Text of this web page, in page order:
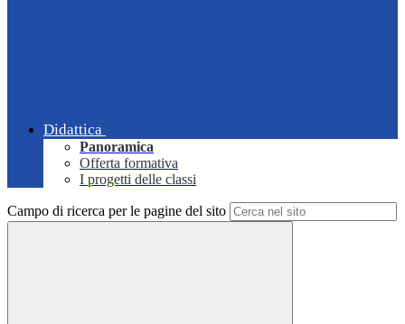
Didattica
Panoramica
Offerta formativa
I progetti delle classi
Campo di ricerca per le pagine del sito